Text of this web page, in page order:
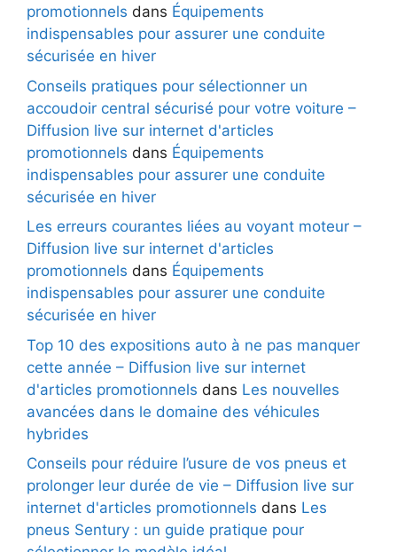
promotionnels dans Équipements
indispensables pour assurer une conduite
sécurisée en hiver
Conseils pratiques pour sélectionner un
accoudoir central sécurisé pour votre voiture –
Diffusion live sur internet d'articles
promotionnels dans Équipements
indispensables pour assurer une conduite
sécurisée en hiver
Les erreurs courantes liées au voyant moteur –
Diffusion live sur internet d'articles
promotionnels dans Équipements
indispensables pour assurer une conduite
sécurisée en hiver
Top 10 des expositions auto à ne pas manquer
cette année – Diffusion live sur internet
d'articles promotionnels dans Les nouvelles
avancées dans le domaine des véhicules
hybrides
Conseils pour réduire l’usure de vos pneus et
prolonger leur durée de vie – Diffusion live sur
internet d'articles promotionnels dans Les
pneus Sentury : un guide pratique pour